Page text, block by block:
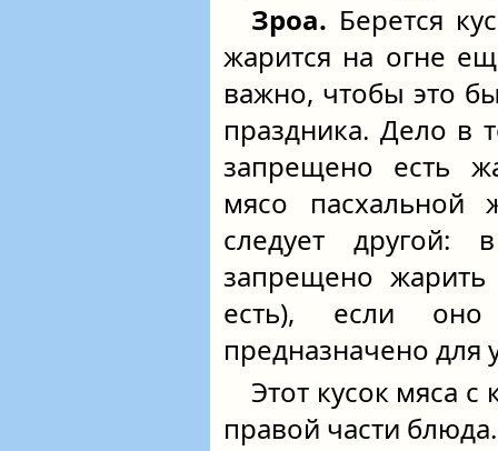
Зроа. Берется
жарится на огне
важно, чтобы это
праздника. Дело в
запрещено есть
мясо пасхальной
следует другой:
запрещено
есть), если
предназначено для
Этот кусок мяса с
правой части блюда.